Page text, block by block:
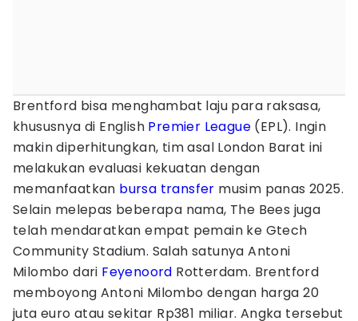
Brentford bisa menghambat laju para raksasa,
khususnya di English Premier League (EPL). Ingin
makin diperhitungkan, tim asal London Barat ini
melakukan evaluasi kekuatan dengan
memanfaatkan bursa transfer musim panas 2025.
Selain melepas beberapa nama, The Bees juga
telah mendaratkan empat pemain ke Gtech
Community Stadium. Salah satunya Antoni
Milombo dari Feyenoord Rotterdam. Brentford
memboyong Antoni Milombo dengan harga 20
juta euro atau sekitar Rp381 miliar. Angka tersebut